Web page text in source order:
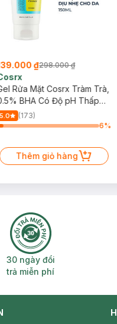
₫298.000 ₫
Rửa Mặt Cosrx Tràm Trà,
BHA Có Độ pH Thấp
5.0
(173)
6%
Thêm giỏ hàng
30 ngày đổi trả
30 ngày đổi
trả miễn phí